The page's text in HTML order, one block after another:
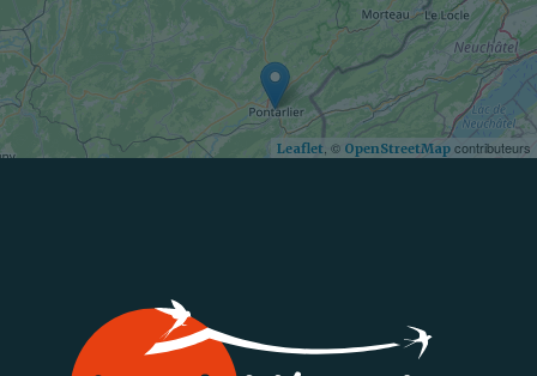
Leaflet , © OpenStreetMap contributeurs